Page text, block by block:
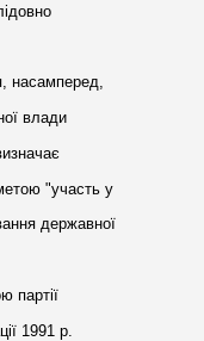
насамперед,
влади
"участь у
державної
партії
1991 р.